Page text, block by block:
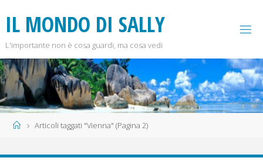
contenuto
IL MONDO DI SALLY
L'importante non è cosa guardi, ma cosa vedi
HomeArticoli taggati "Vienna" (Pagina 2)